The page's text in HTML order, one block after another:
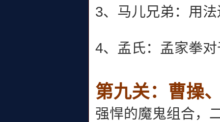
3、马儿兄弟：用
4、孟氏：孟家拳
第九关：曹操
强悍的魔鬼组合，